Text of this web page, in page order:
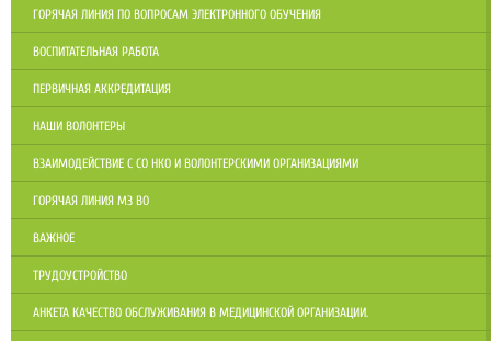
ГОРЯЧАЯ ЛИНИЯ ПО ВОПРОСАМ ЭЛЕКТРОННОГО ОБУЧЕНИЯ
ВОСПИТАТЕЛЬНАЯ РАБОТА
ПЕРВИЧНАЯ АККРЕДИТАЦИЯ
НАШИ ВОЛОНТЕРЫ
ВЗАИМОДЕЙСТВИЕ С СО НКО И ВОЛОНТЕРСКИМИ ОРГАНИЗАЦИЯМИ
ГОРЯЧАЯ ЛИНИЯ МЗ ВО
ВАЖНОЕ
ТРУДОУСТРОЙСТВО
АНКЕТА КАЧЕСТВО ОБСЛУЖИВАНИЯ В МЕДИЦИНСКОЙ ОРГАНИЗАЦИИ.